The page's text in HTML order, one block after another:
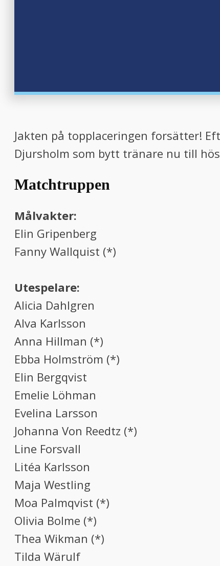
Jakten på topplaceringen forsätter!
Djursholm som bytt tränare nu till
Matchtruppen
Målvakter:
Elin Gripenberg
Fanny Wallquist (*)
Utespelare:
Alicia Dahlgren
Alva Karlsson
Anna Hillman (*)
Ebba Holmström (*)
Elin Bergqvist
Emelie Löhman
Evelina Larsson
Johanna Von Reedtz (*)
Line Forsvall
Litéa Karlsson
Maja Westling
Moa Palmqvist (*)
Olivia Bolme (*)
Thea Wikman (*)
Tilda Wärulf